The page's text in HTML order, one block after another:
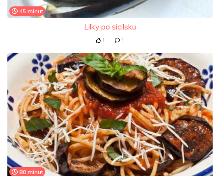
45 minut
Lilky po sicilsku
1 1
80 minut